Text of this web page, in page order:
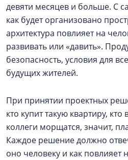
девяти месяцев и больше. С
как будет организовано
архитектура повлияет на
развивать или «давить».
безопасность, условия для
будущих жителей.
При принятии проектных
кто купит такую квартиру,
коллеги морщатся, значит,
Каждое решение должно
оно человеку и как повлияет